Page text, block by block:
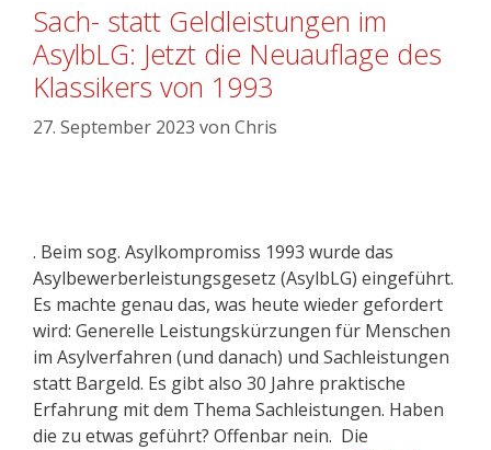
Sach- statt Geldleistungen im
AsylbLG: Jetzt die Neuauflage des
Klassikers von 1993
27. September 2023 von Chris
. Beim sog. Asylkompromiss 1993 wurde das
Asylbewerberleistungsgesetz (AsylbLG) eingeführt.
Es machte genau das, was heute wieder gefordert
wird: Generelle Leistungskürzungen für Menschen
im Asylverfahren (und danach) und Sachleistungen
statt Bargeld. Es gibt also 30 Jahre praktische
Erfahrung mit dem Thema Sachleistungen. Haben
die zu etwas geführt? Offenbar nein. Die